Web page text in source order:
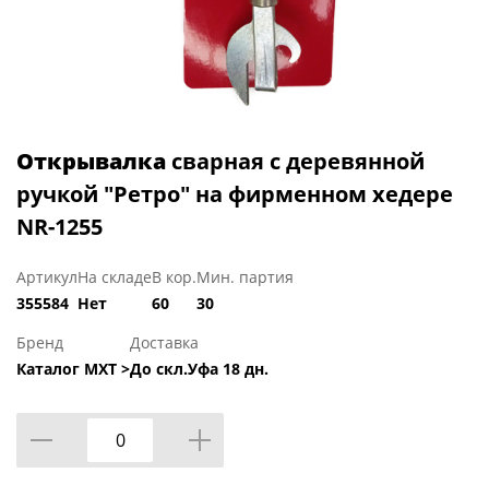
Открывалка сварная с деревянной
ручкой "Ретро" на фирменном хедере
NR-1255
Артикул
355584
На складе
Нет
В кор.
60
Мин. партия
30
Бренд
Каталог МХТ >
Доставка
До скл.Уфа 18 дн.